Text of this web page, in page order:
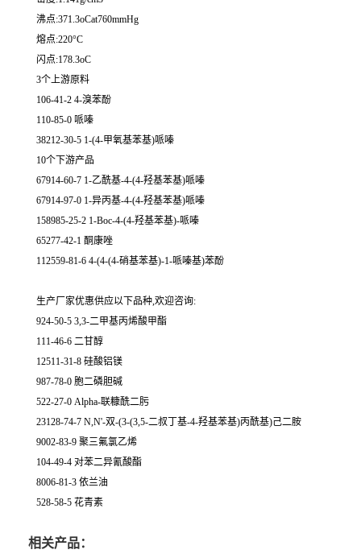
沸点:371.3oCat760mmHg
熔点:220°C
闪点:178.3oC
3个上游原料
106-41-2 4-溴苯酚
110-85-0 哌嗪
38212-30-5 1-(4-甲氧基苯基)哌嗪
10个下游产品
67914-60-7 1-乙酰基-4-(4-羟基苯基)哌嗪
67914-97-0 1-异丙基-4-(4-羟基苯基)哌嗪
158985-25-2 1-Boc-4-(4-羟基苯基)-哌嗪
65277-42-1 酮康唑
112559-81-6 4-(4-(4-硝基苯基)-1-哌嗪基)苯酚
生产厂家优惠供应以下品种,欢迎咨询:
924-50-5 3,3-二甲基丙烯酸甲酯
111-46-6 二甘醇
12511-31-8 硅酸铝镁
987-78-0 胞二磷胆碱
522-27-0 Alpha-联糠酰二肟
23128-74-7 N,N'-双-(3-(3,5-二叔丁基-4-羟基苯基)丙酰基)己二胺
9002-83-9 聚三氟氯乙烯
104-49-4 对苯二异氰酸酯
8006-81-3 依兰油
528-58-5 花青素
相关产品：